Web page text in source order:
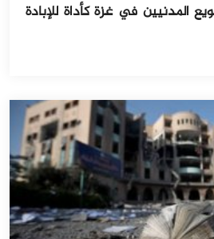
المدنيين في غزة كأداة للإبادة